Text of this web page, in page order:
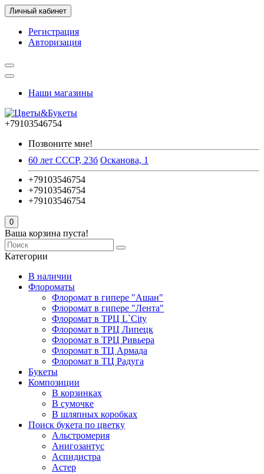
Личный кабинет
Регистрация
Авторизация
Наши магазины
+79103546754
Позвоните мне!
60 лет СССР, 23б Осканова, 1
+79103546754
+79103546754
+79103546754
0
Ваша корзина пуста!
Категории
В наличии
Флороматы
Флоромат в гипере "Ашан"
Флоромат в гипере "Лента"
Флоромат в ТРЦ L`City
Флоромат в ТРЦ Липецк
Флоромат в ТРЦ Ривьера
Флоромат в ТЦ Армада
Флоромат в ТЦ Радуга
Букеты
Композиции
В корзинках
В сумочке
В шляпных коробках
Поиск букета по цветку
Альстромерия
Анигозантус
Аспидистра
Астер